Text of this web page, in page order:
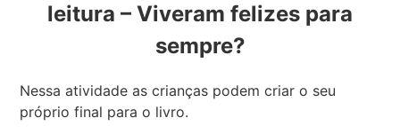
leitura – Viveram felizes para
sempre?
Nessa atividade as crianças podem criar o seu
próprio final para o livro.